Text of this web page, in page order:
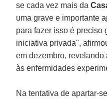
se cada vez mais da
uma grave e importante
para fazer isso é preciso
iniciativa privada",
em dezembro,
às enfermidades
Na tentativa de apartar-